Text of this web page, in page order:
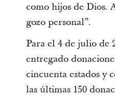
como hijos de Dios.
gozo personal”.
Para el 4 de julio de
entregado
cincuenta estados y
las últimas 150